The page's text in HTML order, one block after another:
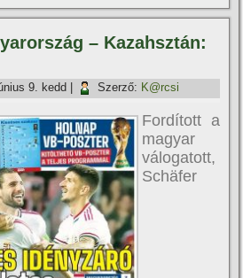
– Kazahsztán:
9. kedd Szerző: K@rcsi
Fordított a
magyar
válogatott,
Schäfer